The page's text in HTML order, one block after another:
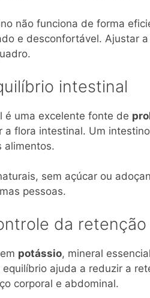
não funciona de forma
e desconfortável. Ajustar
intestinal
é uma excelente fonte de
a flora intestinal. Um
alimentos.
sem açúcar ou
pessoas.
da
potássio, mineral
equilíbrio ajuda a reduzir a
corporal e abdominal.